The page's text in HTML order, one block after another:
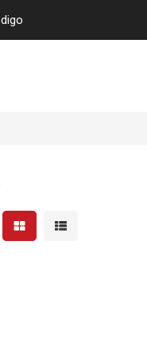
Mostrar resultados em
Mostrar